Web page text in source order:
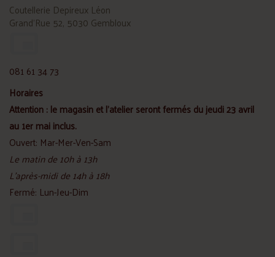
Coutellerie Depireux Léon
Grand'Rue 52, 5030 Gembloux
081 61 34 73
Horaires
Attention : le magasin et l'atelier seront fermés du jeudi 23 avril
au 1er mai inclus.
Ouvert: Mar-Mer-Ven-Sam
Le matin de 10h à 13h
L'après-midi de 14h à 18h
Fermé: Lun-Jeu-Dim